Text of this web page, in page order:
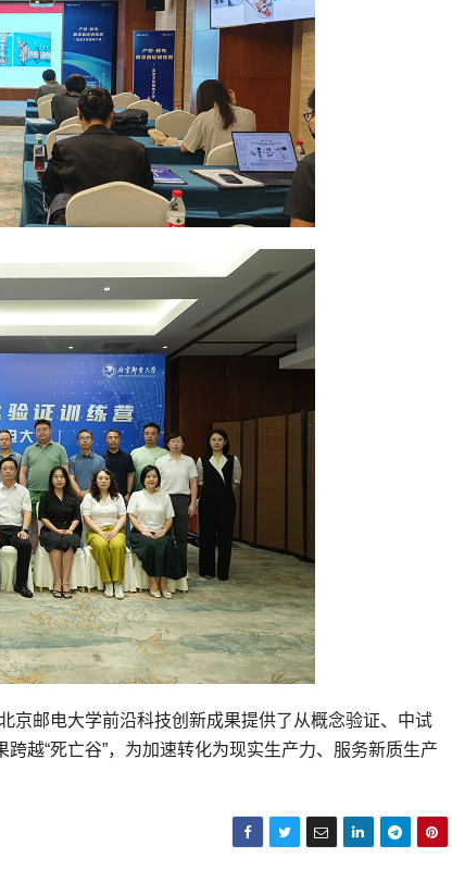
京邮电大学前沿科技创新成果提供了从概念验证、中试
越“死亡谷”，为加速转化为现实生产力、服务新质生产